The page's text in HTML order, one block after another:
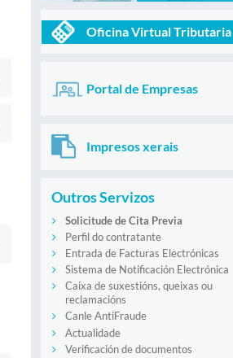
Oficina Virtual Tributaria
Portal de Empresas
Impresos xerais
Outros Servizos
Solicitude de Cita Previa
Perfil do contratante
Entrada de Facturas Electrónicas
Sistema de Notificación Electrónica
Caixa de suxestións, queixas ou
reclamacións
Canle AntiFraude
Actualidade
Verificación de documentos